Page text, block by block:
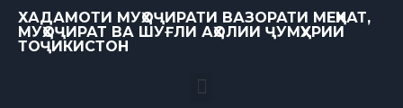
ХАДАМОТИ МУҲОҶИРАТИ ВАЗОРАТИ МЕҲНАТ,
МУҲОҶИРАТ ВА ШУҒЛИ АҲОЛИИ ҶУМҲУРИИ
ТОҶИКИСТОН